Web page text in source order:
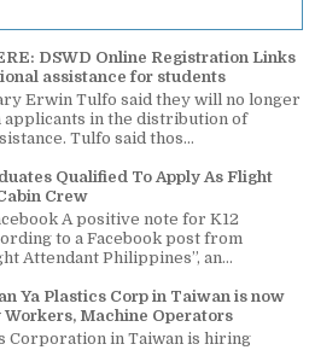
DSWD Online Registration Links
assistance for students
Erwin Tulfo said they will no longer
applicants in the distribution of
Tulfo said thos...
Qualified To Apply As Flight
Crew
A positive note for K12
to a Facebook post from
Attendant Philippines”, an...
Ya Plastics Corp in Taiwan is now
Machine Operators
Corporation in Taiwan is hiring